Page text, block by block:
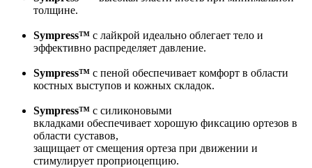
толщине.
Sympress™ с лайкрой идеально облегает тело и
эффективно распределяет давление.
Sympress™ с пеной обеспечивает комфорт в области
костных выступов и кожных складок.
Sympress™ с силиконовыми
вкладками обеспечивает хорошую фиксацию ортезов в
области суставов,
защищает от смещения ортеза при движении и
стимулирует проприоцепцию.